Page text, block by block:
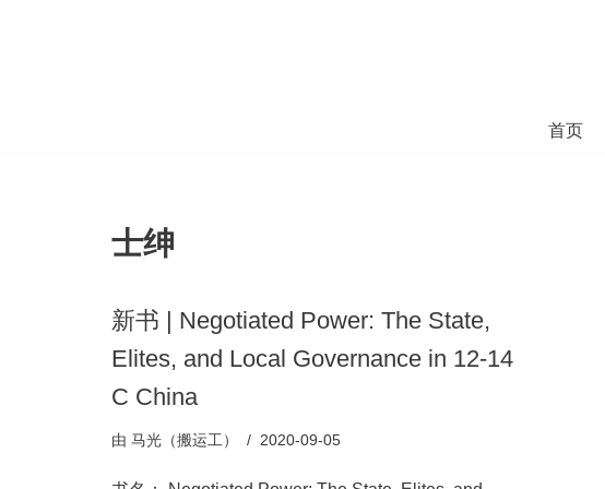
首页
士绅
新书 | Negotiated Power: The State,
Elites, and Local Governance in 12-14
C China
由 马光（搬运工） 2020-09-05